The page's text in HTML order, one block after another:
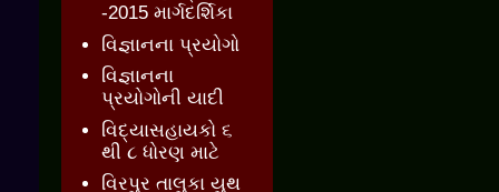
-2015 માર્ગદર્શિકા
વિજ્ઞાનના પ્રયોગો
વિજ્ઞાનના
પ્રયોગોની યાદી
વિદ્યાસહાયકો ૬
થી ૮ ધોરણ માટે
વિરપુર તાલુકા યુથ